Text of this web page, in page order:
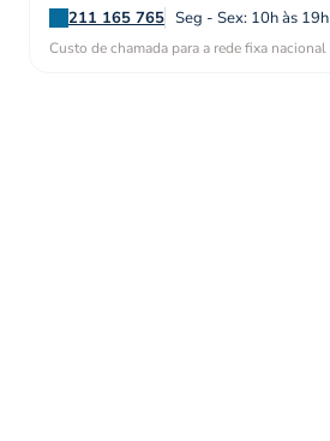
211 165 765 Seg - Sex: 10h às 19h
Custo de chamada para a rede fixa nacional